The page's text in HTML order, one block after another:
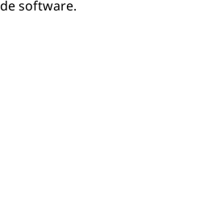
de software.